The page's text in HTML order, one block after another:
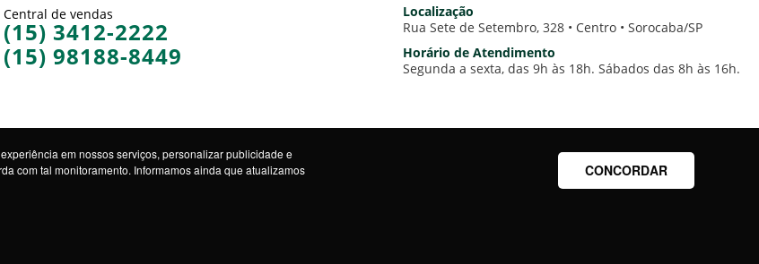
Central de vendas
(15) 3412-2222
(15) 98188-8449
Localização
Rua Sete de Setembro, 328 • Centro • Sorocaba/SP
Horário de Atendimento
Segunda a sexta, das 9h às 18h. Sábados das 8h às 16h.
em nossos serviços, personalizar publicidade e
com tal monitoramento. Informamos ainda que atualizamos
CONCORDAR